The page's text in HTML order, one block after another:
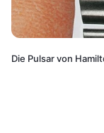
Die Pulsar von